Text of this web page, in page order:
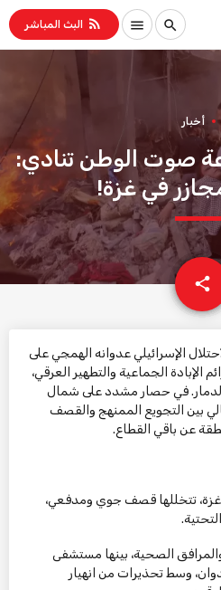
search
menu
rss_feed البث المباشر
أخبار
الـ459 إذاعة صوت الوطن تنادي:
في غزة!
share
email
جيش الاحتلال الإسرائيلي عدوانه الهمجي على
الإبادة الجماعية والتطهير العرقي،
في حصار مشدد على شمال
يعيش الأهالي بين التجويع الممنهج والقصف
عن باقي القطاع.
تتخللها قصف جوي ومدفعي،
الصحية، بينها مستشفى
وسط تحذيرات من انهيار